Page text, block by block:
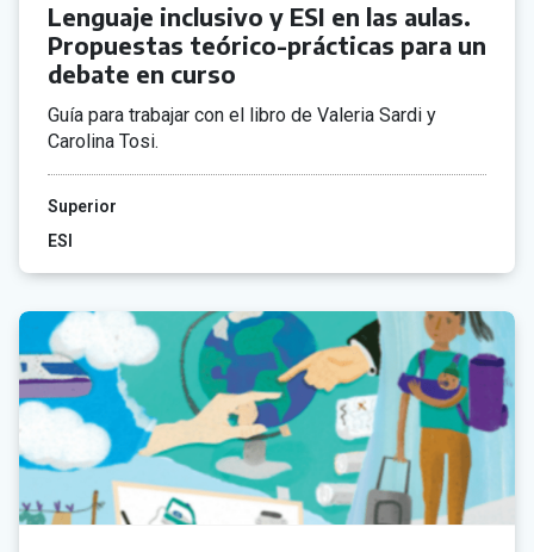
Lenguaje inclusivo y ESI en las aulas.
Propuestas teórico-prácticas para un
debate en curso
Guía para trabajar con el libro de Valeria Sardi y
Carolina Tosi.
Superior
ESI